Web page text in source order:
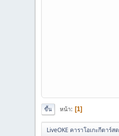
ขึ้น หน้า 1
LiveOKE คาราโอเกะกีตาร์สด